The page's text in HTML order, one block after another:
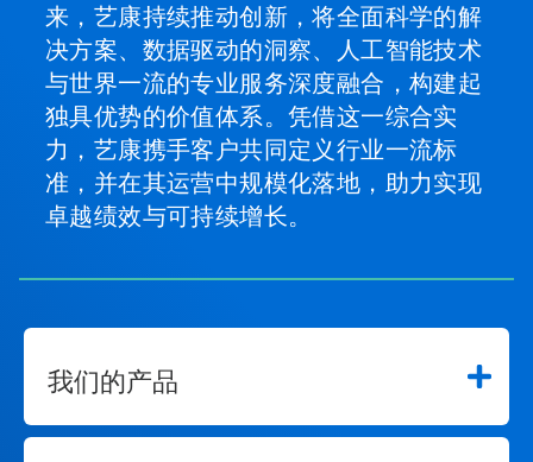
来，艺康持续推动创新，将全面科学的解
决方案、数据驱动的洞察、人工智能技术
与世界一流的专业服务深度融合，构建起
独具优势的价值体系。凭借这一综合实
力，艺康携手客户共同定义行业一流标
准，并在其运营中规模化落地，助力实现
卓越绩效与可持续增长。
我们的产品